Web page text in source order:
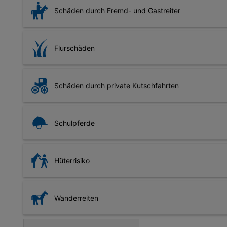
versicherten Pferd abstammt, bis zu zwölf Monate
werden. Auch für Pferde, die aufgrund von Erkrankungen
Schäden durch Fremd- und Gastreiter
Nutzungsrecht der Reitbeteiligung
Grundsätzlich hat eine Reitbeteiligung ein
erfassen Versicherungsgesellschaften außerdem die
Flurschäden
Schaden auf.Schäden durch private Kutschfahrten
Schulpferde
Schulpferdversicherung ist hierfür nötig.
Hüterrisiko
Person.Wanderreiten